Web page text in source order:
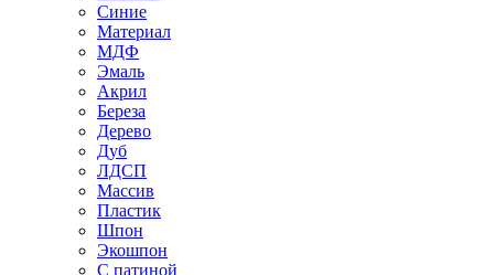
Синие
Материал
МДФ
Эмаль
Акрил
Береза
Дерево
Дуб
ЛДСП
Массив
Пластик
Шпон
Экошпон
С патиной